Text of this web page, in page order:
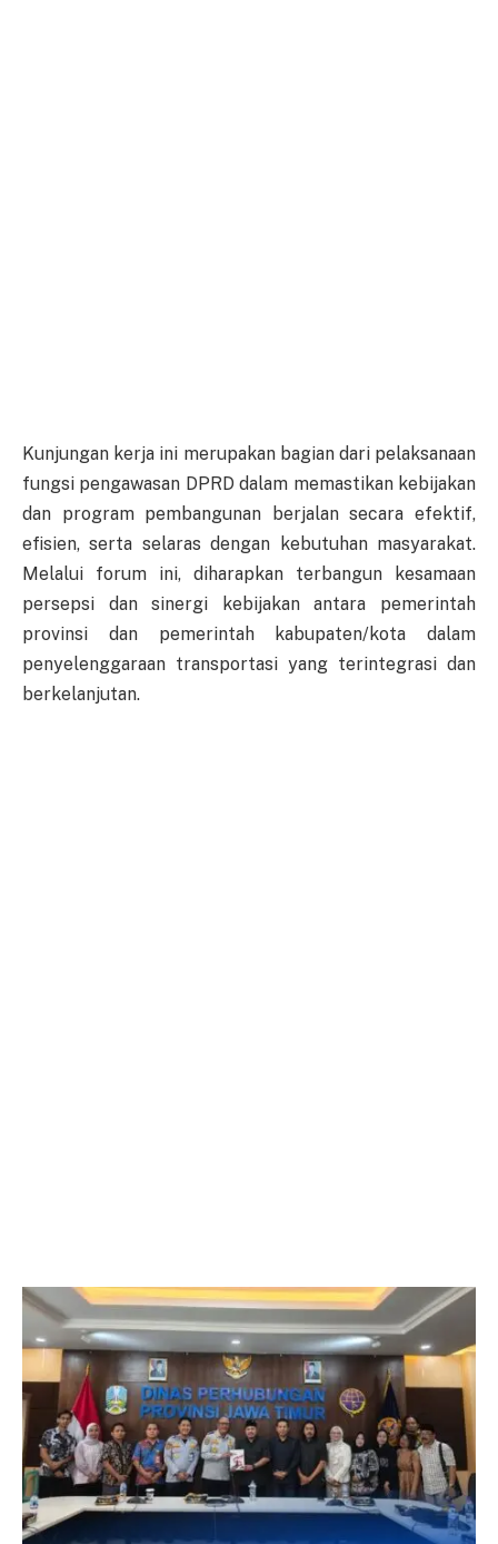
Kunjungan kerja ini merupakan bagian dari pelaksanaan
fungsi pengawasan DPRD dalam memastikan kebijakan
dan program pembangunan berjalan secara efektif,
efisien, serta selaras dengan kebutuhan masyarakat.
Melalui forum ini, diharapkan terbangun kesamaan
persepsi dan sinergi kebijakan antara pemerintah
provinsi dan pemerintah kabupaten/kota dalam
penyelenggaraan transportasi yang terintegrasi dan
berkelanjutan.